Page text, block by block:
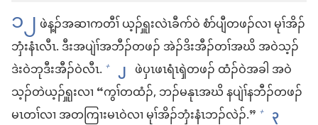
၁၂ ဖဲန့ၣ်​အ​ဆၢ​က​တီၢ် ယ့ၣ်​ၡူး​လဲၤ​ခီ​ဂာ်​ဝဲ စံာ်​ပျီ​တ​ဖၣ်​လၢ မုၢ်​အိၣ်​
ဘှံး​နံၤ​လီၤ. ဒီး​အ​ပျဲၢ်​အ​ဘီၣ်​တ​ဖၣ်​ အဲၣ်​ဒိး​အီၣ်​တၢ်​အ​ဃိ အ​ဝဲ​သ့ၣ်​
ဒဲး​ဝဲ​ဘု​ဒီး​အီၣ်​ဝဲ​လီၤ. + ၂ ဖဲ​ပှၤ​ဖၤ​ရံၤ​ၡဲ​တ​ဖၣ်​ ထံၣ်​ဝဲ​အ​ခါ အ​ဝဲ​
သ့ၣ်​တဲ​ယ့ၣ်​ၡူး​လၢ “ကွၢ်​တ​ထံၣ်, ​ဘၣ်​မ​နုၤ​အ​ဃိ န​ပျဲၢ်​န​ဘီၣ်​တ​ဖၣ်​
မၤ​တၢ်​လၢ အ​တ​ကြၢး​မၤ​ဝဲ​လၢ မုၢ်​အိၣ်​ဘှံး​နံၤ​ဘၣ်​လဲၣ်.” + ၃